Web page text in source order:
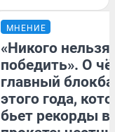
МНЕНИЕ
«Никого нельзя
победить». О
главный
этого года,
бьет рекорды в